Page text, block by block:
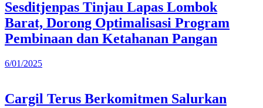
Sesditjenpas Tinjau Lapas Lombok
Barat, Dorong Optimalisasi Program
Pembinaan dan Ketahanan Pangan
6/01/2025
Cargil Terus Berkomitmen Salurkan